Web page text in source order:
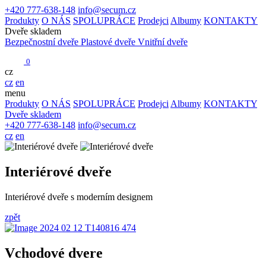
+420 777-638-148 info@secum.cz
Produkty O NÁS SPOLUPRÁCE Prodejci Albumy KONTAKTY
Dveře skladem
Bezpečnostní dveře Plastové dveře Vnitřní dveře
0
cz
cz en
menu
Produkty O NÁS SPOLUPRÁCE Prodejci Albumy KONTAKTY
Dveře skladem
+420 777-638-148 info@secum.cz
cz en
Interiérové dveře
Interiérové dveře s moderním designem
zpět
Vchodové dvere